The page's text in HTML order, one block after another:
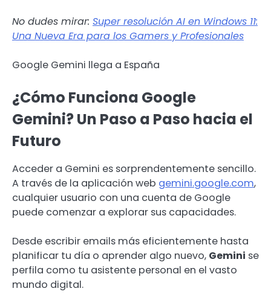
No dudes mirar: Super resolución AI en Windows 11:
Una Nueva Era para los Gamers y Profesionales
Google Gemini llega a España
¿Cómo Funciona Google
Gemini? Un Paso a Paso hacia el
Futuro
Acceder a Gemini es sorprendentemente sencillo.
A través de la aplicación web gemini.google.com,
cualquier usuario con una cuenta de Google
puede comenzar a explorar sus capacidades.
Desde escribir emails más eficientemente hasta
planificar tu día o aprender algo nuevo, Gemini se
perfila como tu asistente personal en el vasto
mundo digital.